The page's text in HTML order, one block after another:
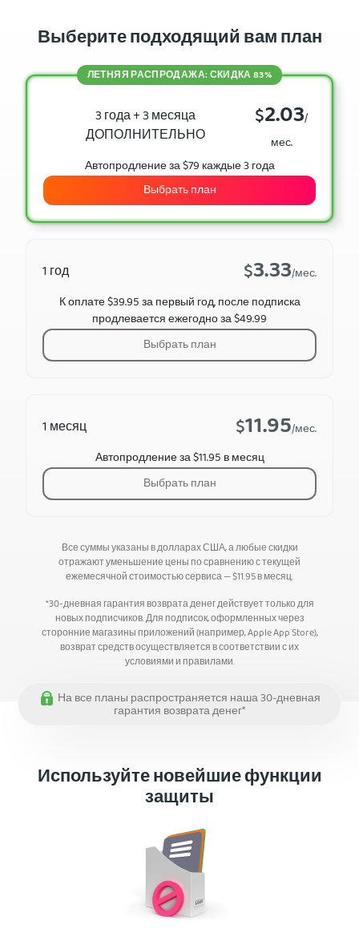
Выберите подходящий вам план
1 месяц $11.95/мес.
Автопродление за $11.95 в месяц
Выбрать план
3 года + 3 месяца
ДОПОЛНИТЕЛЬНО
$2.03/
мес.
ЛЕТНЯЯ РАСПРОДАЖА: СКИДКА 83%
Автопродление за $79 каждые 3 года
Выбрать план
1 год $3.33/мес.
К оплате $39.95 за первый год, после подписка
продлевается ежегодно за $49.99
Выбрать план
Все суммы указаны в долларах США, а любые скидки
отражают уменьшение цены по сравнению с текущей
ежемесячной стоимостью сервиса —$11.95в месяц.
*30-дневная гарантия возврата денег действует только для
новых подписчиков. Для подписок, оформленных через
сторонние магазины приложений (например, Apple App Store),
возврат средств осуществляется в соответствии с их
условиями и правилами.
На все планы распространяется наша 30-дневная
гарантия возврата денег*
Используйте новейшие функции
защиты